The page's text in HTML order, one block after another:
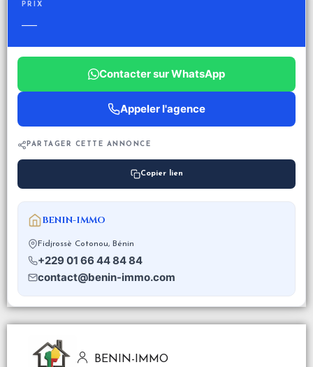
PRIX
—
Contacter sur WhatsApp
Appeler l'agence
PARTAGER CETTE ANNONCE
Copier lien
BENIN-IMMO
Fidjrossè Cotonou, Bénin
+229 01 66 44 84 84
contact@benin-immo.com
BENIN-IMMO